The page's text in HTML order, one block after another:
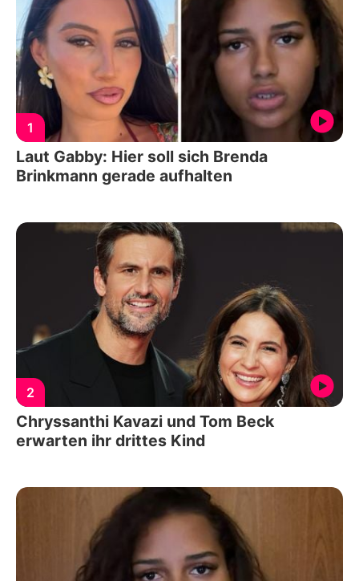
1
Laut Gabby: Hier soll sich Brenda
Brinkmann gerade aufhalten
2
Chryssanthi Kavazi und Tom Beck
erwarten ihr drittes Kind